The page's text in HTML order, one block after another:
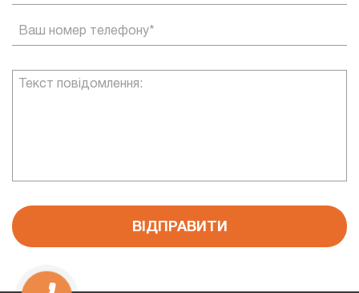
Ваш номер телефону*
Текст повідомлення:
ВІДПРАВИТИ